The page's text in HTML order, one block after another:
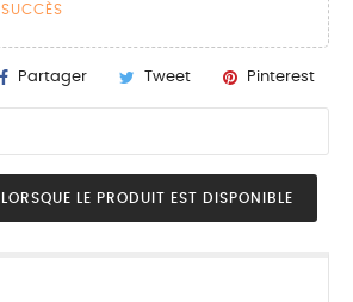
Partager Tweet Pinterest
LE PRODUIT EST DISPONIBLE